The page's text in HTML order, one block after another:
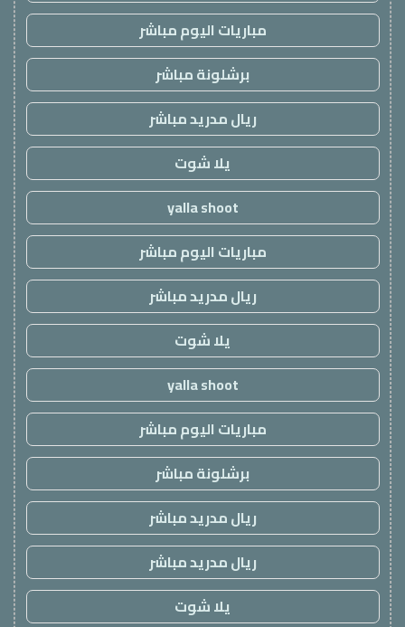
مباريات اليوم مباشر
برشلونة مباشر
ريال مدريد مباشر
يلا شوت
yalla shoot
مباريات اليوم مباشر
ريال مدريد مباشر
يلا شوت
yalla shoot
مباريات اليوم مباشر
برشلونة مباشر
ريال مدريد مباشر
ريال مدريد مباشر
يلا شوت